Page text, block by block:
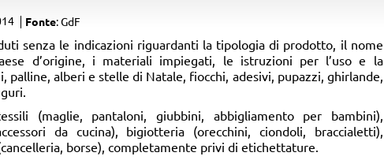
Fonte: GdF
senza le indicazioni riguardanti la tipologia di prodotto, il nome
d’origine, i materiali impiegati, le istruzioni per l’uso e la
palline, alberi e stelle di Natale, fiocchi, adesivi, pupazzi, ghirlande,
(maglie, pantaloni, giubbini, abbigliamento per bambini),
da cucina), bigiotteria (orecchini, ciondoli, braccialetti),
borse), completamente privi di etichettature.